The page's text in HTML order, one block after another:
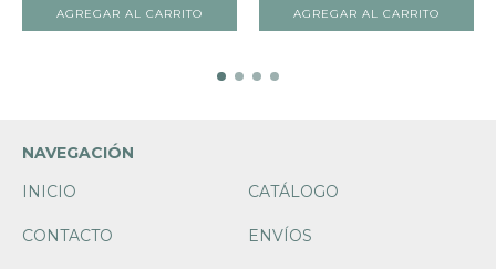
NAVEGACIÓN
INICIO
CATÁLOGO
CONTACTO ENVÍOS